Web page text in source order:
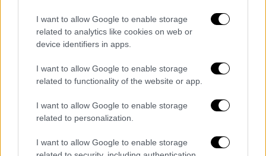
I want to allow Google to enable storage
related to analytics like cookies on web or
device identifiers in apps.
I want to allow Google to enable storage
related to functionality of the website or app.
I want to allow Google to enable storage
related to personalization.
I want to allow Google to enable storage
Τα σχολιά σας δημοσιεύονται άμεσα με δική σας ευθύνη. Το
διαγράφονται